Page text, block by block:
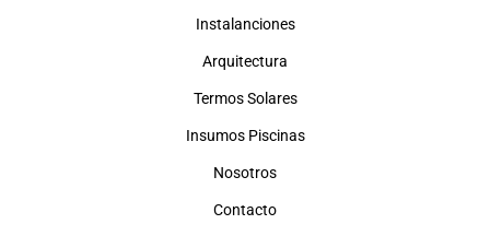
Instalanciones
Arquitectura
Termos Solares
Insumos Piscinas
Nosotros
Contacto